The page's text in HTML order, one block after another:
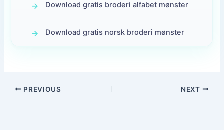
Download gratis broderi alfabet mønster
Download gratis norsk broderi mønster
PREVIOUS NEXT